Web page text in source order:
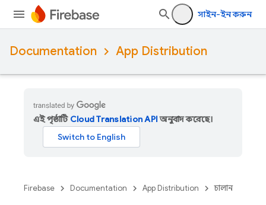
সাইন-ইন করুন
Documentation App Distribution
এই পৃষ্ঠাটি Cloud Translation APIঅনুবাদ করেছে।
Firebase Documentation App Distribution চালান